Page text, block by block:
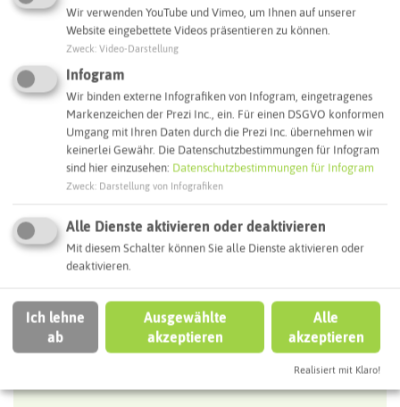
Interaktive Karte
Routenplanung zum Ziel:
ÖPNV-Route finden
Autoroute finden
ATTRAKTIONEN IN DER UMGEBUNG
Was ihr hier noch erleben könnt
Wir verwenden YouTube und Vimeo, um Ihnen auf unserer
Website eingebettete Videos präsentieren zu können.
Zweck Video-Darstellung
Infogram
Wir binden externe Infografiken von Infogram, eingetragenes
Markenzeichen der Prezi Inc., ein. Für einen DSGVO konformen
Umgang mit Ihren Daten durch die Prezi Inc. übernehmen wir
keinerlei Gewähr. Die Datenschutzbestimmungen für Infogram
sind hier einzusehen: Datenschutzbestimmungen für Infogram
Zweck Darstellung von Infografiken
Alle Dienste aktivieren oder deaktivieren
Mit diesem Schalter können Sie alle Dienste aktivieren oder
deaktivieren.
Ich lehne
ab
Ausgewählte
akzeptieren
Alle
akzeptieren
Realisiert mit Klaro!